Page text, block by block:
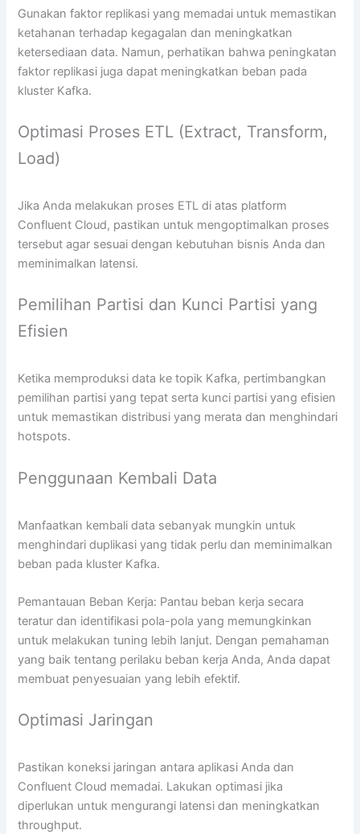
Gunakan faktor replikasi yang memadai untuk memastikan
ketahanan terhadap kegagalan dan meningkatkan
ketersediaan data. Namun, perhatikan bahwa peningkatan
faktor replikasi juga dapat meningkatkan beban pada
kluster Kafka.
Optimasi Proses ETL (Extract, Transform,
Load)
Jika Anda melakukan proses ETL di atas platform
Confluent Cloud, pastikan untuk mengoptimalkan proses
tersebut agar sesuai dengan kebutuhan bisnis Anda dan
meminimalkan latensi.
Pemilihan Partisi dan Kunci Partisi yang
Efisien
Ketika memproduksi data ke topik Kafka, pertimbangkan
pemilihan partisi yang tepat serta kunci partisi yang efisien
untuk memastikan distribusi yang merata dan menghindari
hotspots.
Penggunaan Kembali Data
Manfaatkan kembali data sebanyak mungkin untuk
menghindari duplikasi yang tidak perlu dan meminimalkan
beban pada kluster Kafka.
Pemantauan Beban Kerja: Pantau beban kerja secara
teratur dan identifikasi pola-pola yang memungkinkan
untuk melakukan tuning lebih lanjut. Dengan pemahaman
yang baik tentang perilaku beban kerja Anda, Anda dapat
membuat penyesuaian yang lebih efektif.
Optimasi Jaringan
Pastikan koneksi jaringan antara aplikasi Anda dan
Confluent Cloud memadai. Lakukan optimasi jika
diperlukan untuk mengurangi latensi dan meningkatkan
throughput.